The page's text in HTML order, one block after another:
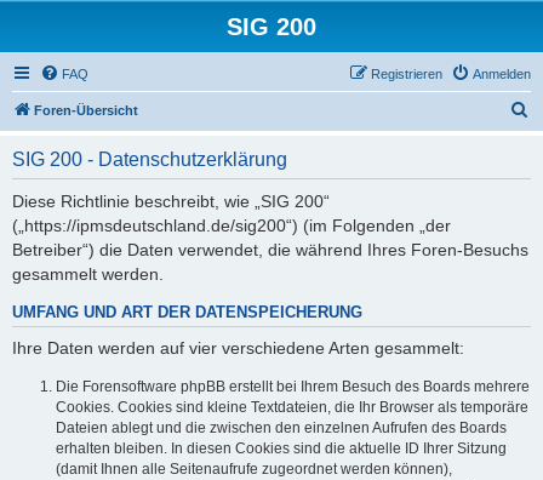
SIG 200
FAQ Anmelden
Registrieren
Foren-Übersicht
SIG 200 - Datenschutzerklärung
Diese Richtlinie beschreibt, wie „SIG 200“
(„https://ipmsdeutschland.de/sig200“) (im Folgenden „der
Betreiber“) die Daten verwendet, die während Ihres Foren-Besuchs
gesammelt werden.
UMFANG UND ART DER DATENSPEICHERUNG
Ihre Daten werden auf vier verschiedene Arten gesammelt:
Die Forensoftware phpBB erstellt bei Ihrem Besuch des Boards mehrere
Cookies. Cookies sind kleine Textdateien, die Ihr Browser als temporäre
Dateien ablegt und die zwischen den einzelnen Aufrufen des Boards
erhalten bleiben. In diesen Cookies sind die aktuelle ID Ihrer Sitzung
(damit Ihnen alle Seitenaufrufe zugeordnet werden können),